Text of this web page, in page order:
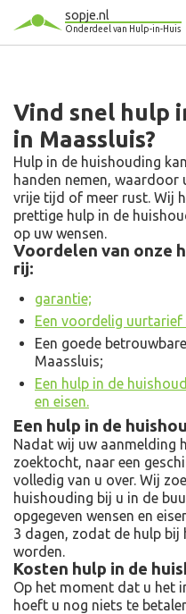
sopje.nl
Onderdeel van Hulp-in-Huis
Vind snel hulp
in Maassluis?
Hulp in de huishouding
handen nemen, waardoor
vrije tijd of meer rust. Wij
prettige hulp in de
op uw wensen.
Voordelen van onze
rij:
garantie;
Een voordelig uurtarief
Een goede
Maassluis;
Een hulp in de
en eisen.
Een hulp in de
Nadat wij uw aanmelding
zoektocht, naar een
volledig van u over. Wij
huishouding bij u in de
opgegeven wensen en
3 dagen, zodat de hulp bij
worden.
Kosten hulp in de
Op het moment dat u het
hoeft u nog niets te